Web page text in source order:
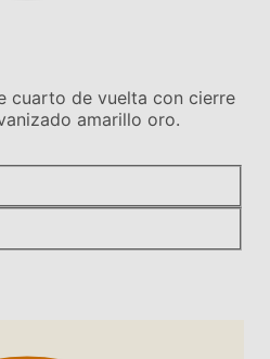
cuarto de vuelta con cierre
amarillo oro.